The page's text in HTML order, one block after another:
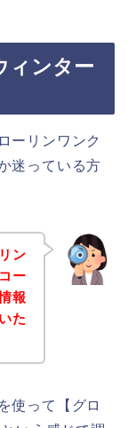
ィンター
ーリンワンク
迷っている方
ン
ー
報
た
使って【グロ